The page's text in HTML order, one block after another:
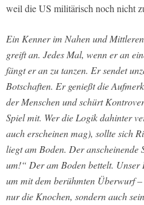
weil die US militärisch noch nicht
Ein Kenner im Nahen und
greift an. Jedes Mal, wenn er an
fängt er an zu tanzen. Er sendet
Botschaften. Er genießt die
der Menschen und schürt
Spiel mit. Wer die Logik dahinter
auch erscheinen mag), sollte sich
liegt am Boden. Der
um!“ Der am Boden bettelt. Unser
um mit dem berühmten Überwurf
nur die Knochen, sondern auch